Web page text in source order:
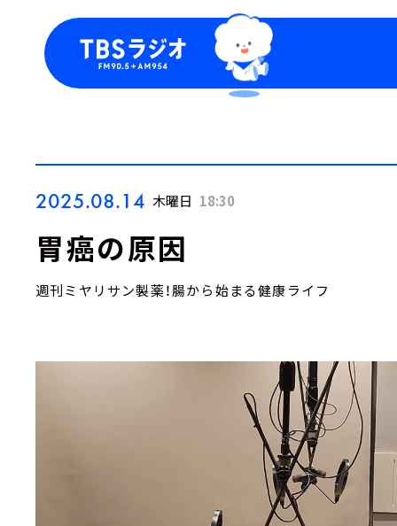
2025.08.14 木曜日 18:30
胃癌の原因
週刊ミヤリサン製薬！腸から始まる健康ライフ